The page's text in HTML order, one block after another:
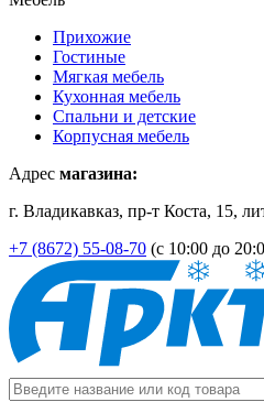
Прихожие
Гостиные
Мягкая мебель
Кухонная мебель
Спальни и детские
Корпусная мебель
Адрес магазина:
г. Владикавказ, пр-т Коста, 15,
+7 (8672) 55-08-70 (с 10:00 до